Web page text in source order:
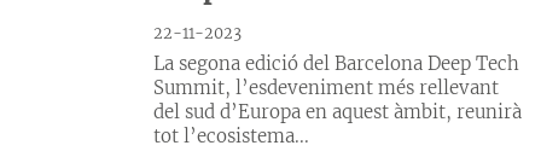
22-11-2023
La segona edició del Barcelona Deep Tech
Summit, l’esdeveniment més rellevant
del sud d’Europa en aquest àmbit, reunirà
tot l’ecosistema...